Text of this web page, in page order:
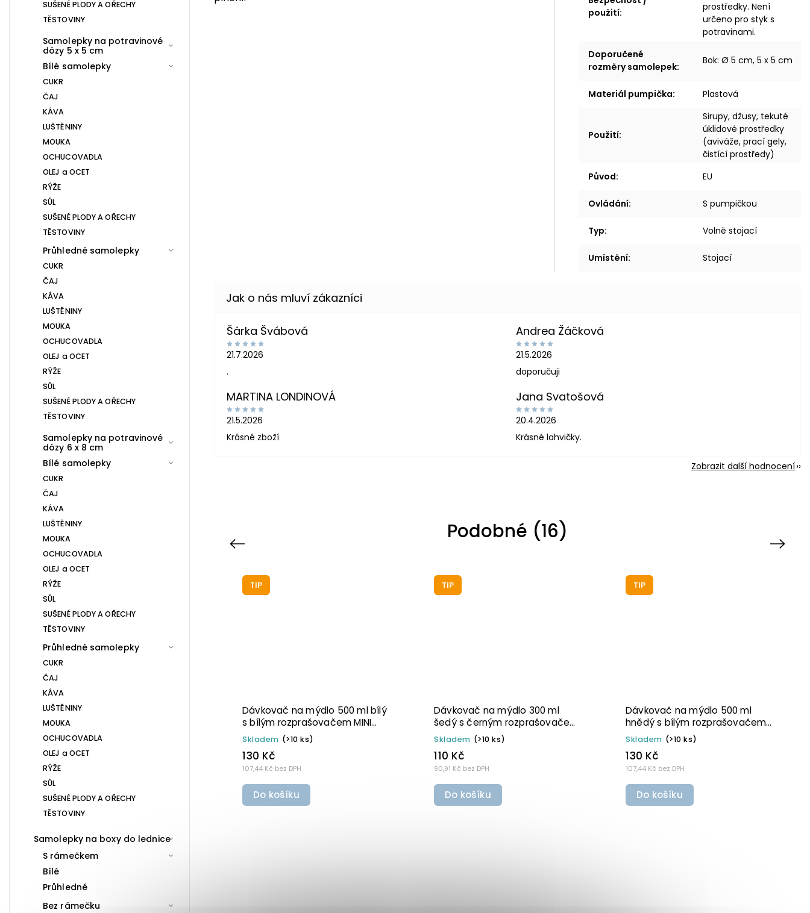
SUŠENÉ PLODY A OŘECHY
TĚSTOVINY
Samolepky na potravinové
dózy 5 x 5 cm
Bílé samolepky
CUKR
ČAJ
KÁVA
LUŠTĚNINY
MOUKA
OCHUCOVADLA
OLEJ a OCET
RÝŽE
SŮL
SUŠENÉ PLODY A OŘECHY
TĚSTOVINY
Průhledné samolepky
CUKR
ČAJ
KÁVA
LUŠTĚNINY
MOUKA
OCHUCOVADLA
OLEJ a OCET
RÝŽE
SŮL
SUŠENÉ PLODY A OŘECHY
TĚSTOVINY
Samolepky na potravinové
dózy 6 x 8 cm
Bílé samolepky
CUKR
ČAJ
KÁVA
LUŠTĚNINY
MOUKA
OCHUCOVADLA
OLEJ a OCET
RÝŽE
SŮL
SUŠENÉ PLODY A OŘECHY
TĚSTOVINY
Průhledné samolepky
CUKR
ČAJ
KÁVA
LUŠTĚNINY
MOUKA
OCHUCOVADLA
OLEJ a OCET
RÝŽE
SŮL
SUŠENÉ PLODY A OŘECHY
TĚSTOVINY
Samolepky na boxy do lednice
S rámečkem
Bílé
Průhledné
Bez rámečku
použití:
prostředky. Není
určeno pro styk s
potravinami.
Doporučené
rozměry samolepek:
Bok: Ø 5 cm, 5 x 5 cm
Materiál pumpička: Plastová
Použití:
Sirupy, džusy, tekuté
úklidové prostředky
(aviváže, prací gely,
čistící prostředy)
Původ: EU
Ovládání: S pumpičkou
Typ: Volně stojací
Umístění: Stojací
Šárka Švábová
21.7.2026
.
Andrea Žáčková
21.5.2026
doporučuji
MARTINA LONDINOVÁ
21.5.2026
Krásné zboží
Jana Svatošová
20.4.2026
Krásné lahvičky.
Zobrazit další hodnocení
Podobné (16)
Previous
Dávkovač na mýdlo 500 ml
hnědý s bílým rozprašovačem
MINI BELA
Skladem (>10 ks)
107,44 Kč bez DPH
130 Kč
Do košíku
TIP
Dávkovač na mýdlo 300 ml
šedý s bílou pumpičkou BELA
Skladem (>10 ks)
90,91 Kč bez DPH
110 Kč
Do košíku
TIP
Dávkovač na mýdlo 500 ml
hnědý s černo-stříbrným DISC
TOP BELA
Skladem (>10 ks)
107,44 Kč bez DPH
130 Kč
Do košíku
TIP
Dávkovač na mýdlo 300 ml
hnědý s bílým rozprašovačem
MINI BELA
Skladem (6 ks)
90,91 Kč bez DPH
110 Kč
Do košíku
Next